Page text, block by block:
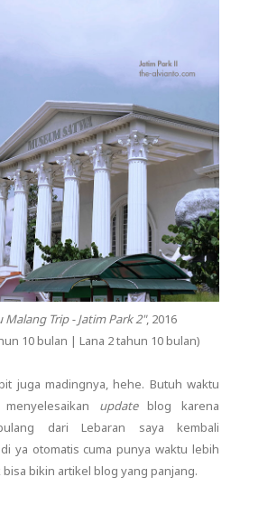
Malang Trip - Jatim Park 2", 2016
10 bulan | Lana 2 tahun 10 bulan)
juga madingnya, hehe. Butuh waktu
updateblog karena
dari Lebaran saya kembali
ya otomatis cuma punya waktu lebih
bikin artikel blog yang panjang.